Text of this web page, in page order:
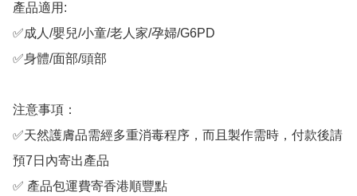
產品適用:
✅成人/嬰兒/小童/老人家/孕婦/G6PD
✅身體/面部/頭部
注意事項：
✅天然護膚品需經多重消毒程序，而且製作需時，付款後請
預7日內寄出產品
✅ 產品包運費寄香港順豐點